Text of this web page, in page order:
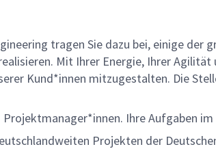
tragen Sie dazu bei, einige der
Mit Ihrer Energie, Ihrer Agilität
Kund*innen mitzugestalten. Die
Projektmanager*innen. Ihre Aufgaben
Projekten der